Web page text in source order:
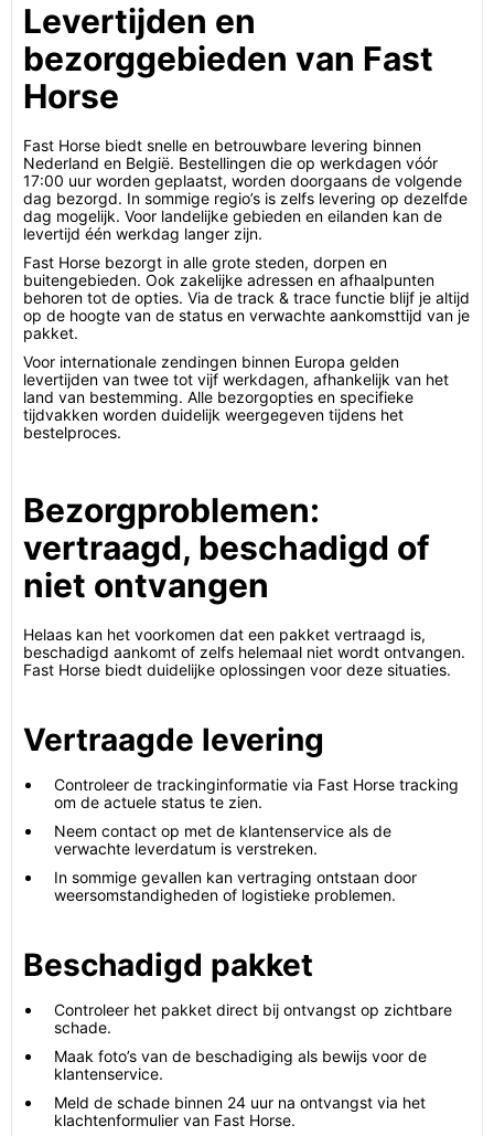
Levertijden en
bezorggebieden van Fast
Horse
Fast Horse biedt snelle en betrouwbare levering binnen
Nederland en België. Bestellingen die op werkdagen vóór
17:00 uur worden geplaatst, worden doorgaans de volgende
dag bezorgd. In sommige regio’s is zelfs levering op dezelfde
dag mogelijk. Voor landelijke gebieden en eilanden kan de
levertijd één werkdag langer zijn.
Fast Horse bezorgt in alle grote steden, dorpen en
buitengebieden. Ook zakelijke adressen en afhaalpunten
behoren tot de opties. Via de track & trace functie blijf je altijd
op de hoogte van de status en verwachte aankomsttijd van je
pakket.
Voor internationale zendingen binnen Europa gelden
levertijden van twee tot vijf werkdagen, afhankelijk van het
land van bestemming. Alle bezorgopties en specifieke
tijdvakken worden duidelijk weergegeven tijdens het
bestelproces.
Bezorgproblemen:
vertraagd, beschadigd of
niet ontvangen
Helaas kan het voorkomen dat een pakket vertraagd is,
beschadigd aankomt of zelfs helemaal niet wordt ontvangen.
Fast Horse biedt duidelijke oplossingen voor deze situaties.
Vertraagde levering
Controleer de trackinginformatie via Fast Horse tracking
om de actuele status te zien.
Neem contact op met de klantenservice als de
verwachte leverdatum is verstreken.
In sommige gevallen kan vertraging ontstaan door
weersomstandigheden of logistieke problemen.
Beschadigd pakket
Controleer het pakket direct bij ontvangst op zichtbare
schade.
Maak foto’s van de beschadiging als bewijs voor de
klantenservice.
Meld de schade binnen 24 uur na ontvangst via het
klachtenformulier van Fast Horse.